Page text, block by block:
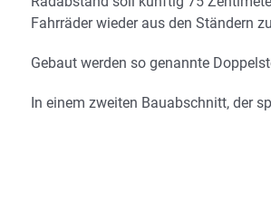
Fahrräder wieder aus den Ständern
Gebaut werden so genannte
In einem zweiten Bauabschnitt, der